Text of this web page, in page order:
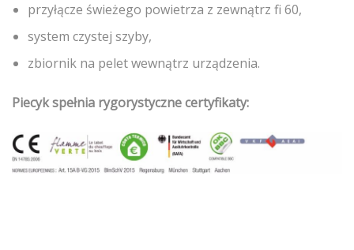
przyłącze świeżego powietrza z zewnątrz fi 60,
system czystej szyby,
zbiornik na pelet wewnątrz urządzenia.
Piecyk spełnia rygorystyczne certyfikaty: